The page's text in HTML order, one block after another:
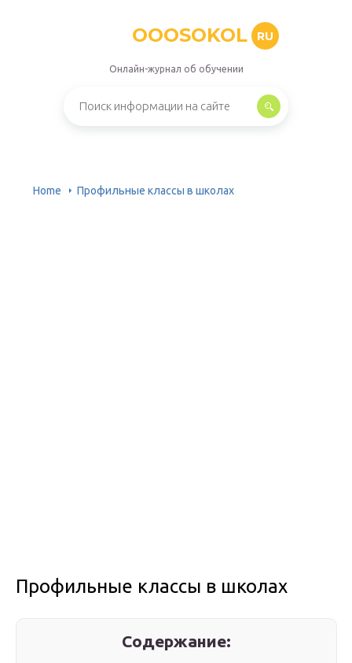
OOOSOKOL RU
Онлайн-журнал об обучении
Home Профильные классы в школах
Профильные классы в школах
Содержание: